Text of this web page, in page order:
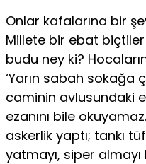
Onlar kafalarına bir
Millete bir ebat biçtiler
budu ney ki?
‘Yarın sabah sokağa
caminin avlusundaki
ezanını bile
askerlik yaptı; tankı
yatmayı, siper almayı